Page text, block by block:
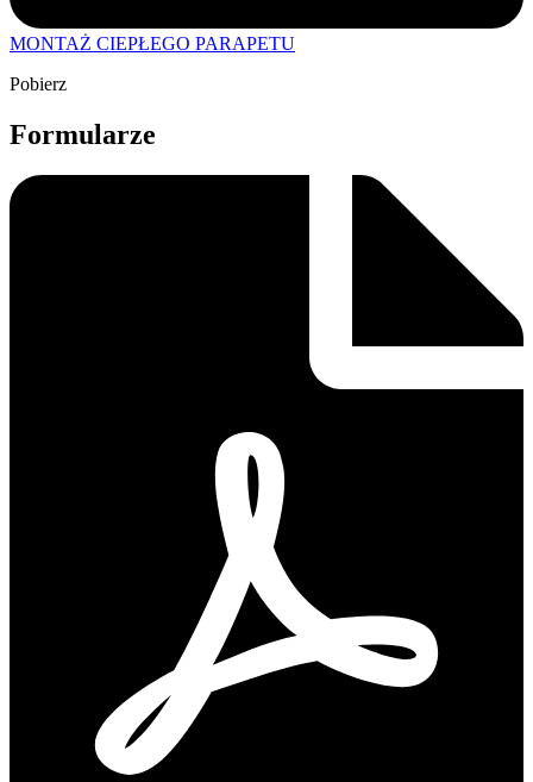
MONTAŻ CIEPŁEGO PARAPETU
Pobierz
Formularze